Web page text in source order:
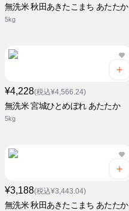
無洗米 秋田あきたこまち あたたか
5kg
¥4,228(税込¥4,566.24)
無洗米 宮城ひとめぼれ あたたか
5kg
¥3,188(税込¥3,443.04)
無洗米 秋田あきたこまち あたたか